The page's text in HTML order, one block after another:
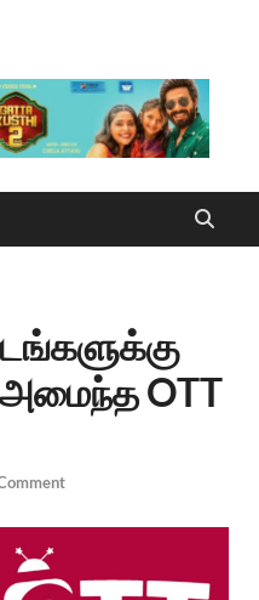
அமைந்த OTT